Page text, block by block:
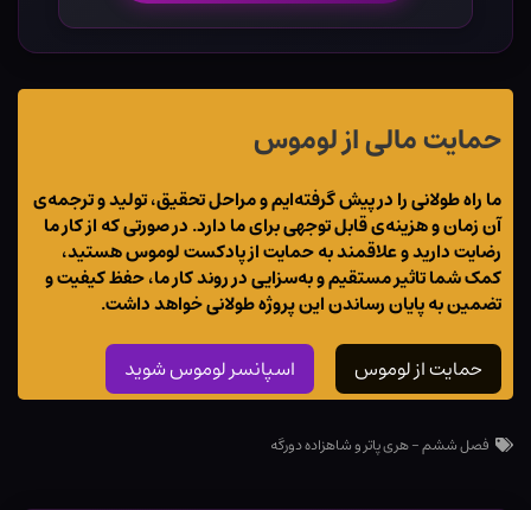
حمایت مالی از لوموس
ما راه طولانی را در پیش گرفته‌ایم و مراحل تحقیق، تولید و ترجمه‌ی
آن زمان و هزینه‌ی قابل توجهی برای ما دارد. در صورتی که از کار ما
رضایت دارید و علاقمند به حمایت از پادکست لوموس هستید،
کمک شما تاثیر مستقیم و به‌سزایی در روند کار ما، حفظ کیفیت و
تضمین به پایان رساندن این پروژه طولانی خواهد داشت.
حمایت از لوموس اسپانسر لوموس شوید
فصل ششم - هری پاتر و شاهزاده دورگه